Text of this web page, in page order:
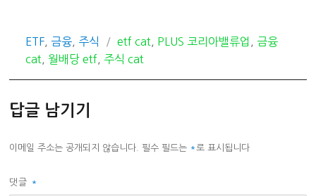
카
테
ETF, 금융, 주식
태
그
etf cat, PLUS 코리아밸류업 , 금융
cat, 월배당 etf, 주식 cat
답글 남기기
이메일 주소는 공개되지 않습니다. 필수 필드는 *로 표시됩니다
댓글 *